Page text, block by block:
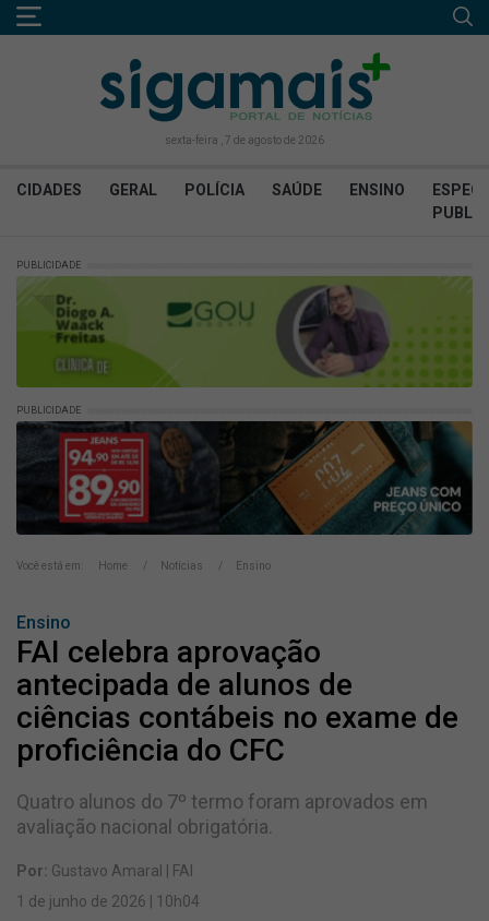
sexta-feira , 7 de agosto de 2026
CIDADES GERAL POLÍCIA SAÚDE ENSINO
PUBLICIDADE
PUBLICIDADE
Você está em: Home Notícias Ensino
Ensino
FAI celebra aprovação
antecipada de alunos de
ciências contábeis no exame de
proficiência do CFC
Quatro alunos do 7º termo foram aprovados em
avaliação nacional obrigatória.
Por: Gustavo Amaral | FAI
1 de junho de 2026 | 10h04